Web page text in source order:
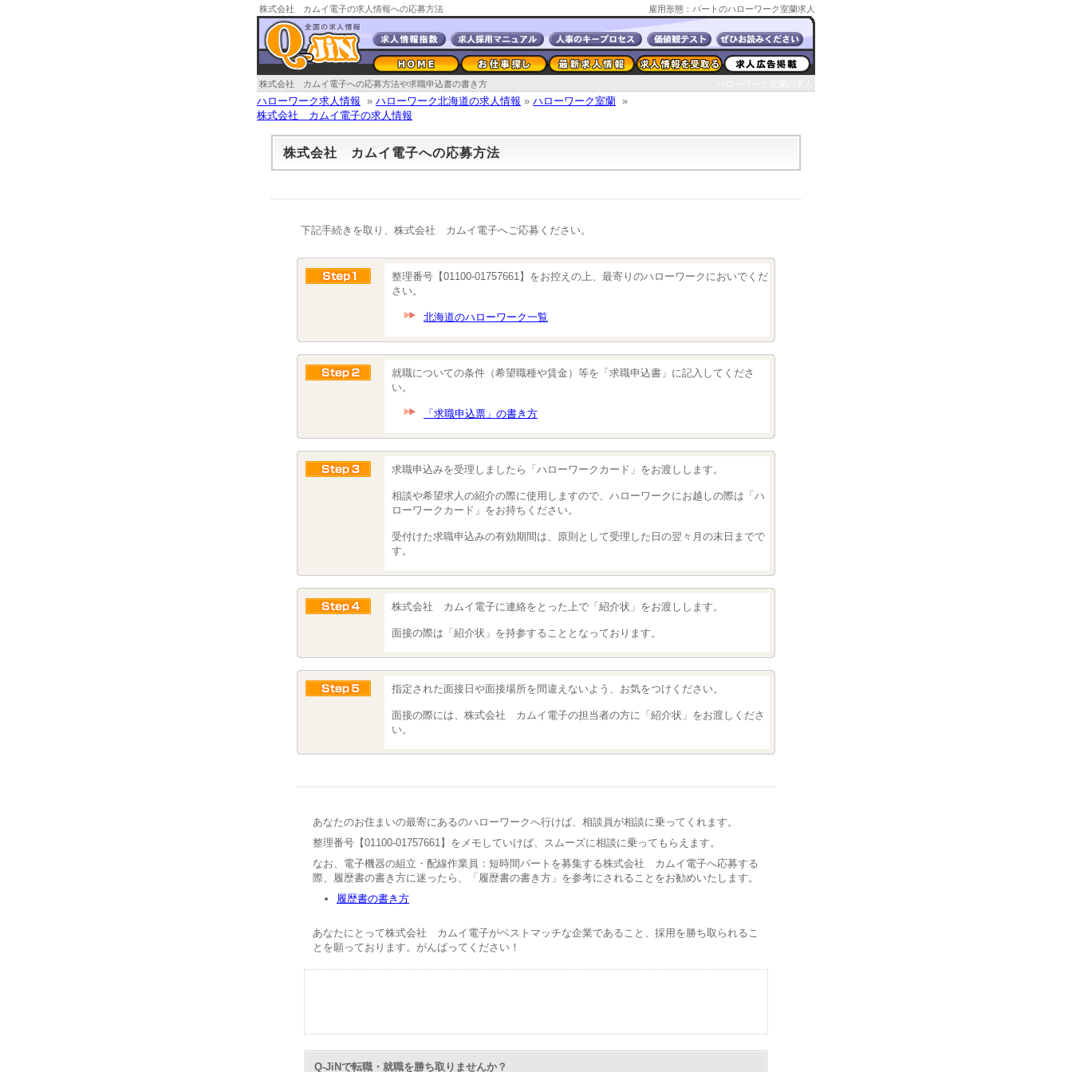
株式会社 カムイ電子の求人情報への応募方法 雇用形態：パートのハローワーク室蘭求人
株式会社 カムイ電子への応募方法や求職申込書の書き方
ハローワーク求人情報 » ハローワーク北海道の求人情報 » ハローワーク室蘭 »
株式会社 カムイ電子の求人情報
株式会社 カムイ電子への応募方法
下記手続きを取り、株式会社 カムイ電子へご応募ください。
整理番号【01100-01757661】をお控えの上、最寄りのハローワークにおいでくだ
さい。
北海道のハローワーク一覧
就職についての条件（希望職種や賃金）等を「求職申込書」に記入してくださ
い。
「求職申込票」の書き方
求職申込みを受理しましたら「ハローワークカード」をお渡しします。
相談や希望求人の紹介の際に使用しますので、ハローワークにお越しの際は「ハ
ローワークカード」をお持ちください。
受付けた求職申込みの有効期間は、原則として受理した日の翌々月の末日までで
す。
株式会社 カムイ電子に連絡をとった上で「紹介状」をお渡しします。
面接の際は「紹介状」を持参することとなっております。
指定された面接日や面接場所を間違えないよう、お気をつけください。
面接の際には、株式会社 カムイ電子の担当者の方に「紹介状」をお渡しくださ
い。
あなたのお住まいの最寄にあるのハローワークへ行けば、相談員が相談に乗ってくれます。
整理番号【01100-01757661】をメモしていけば、スムーズに相談に乗ってもらえます。
なお、電子機器の組立・配線作業員：短時間パートを募集する株式会社 カムイ電子へ応募する
際、履歴書の書き方に迷ったら、「履歴書の書き方」を参考にされることをお勧めいたします。
履歴書の書き方
あなたにとって株式会社 カムイ電子がベストマッチな企業であること、採用を勝ち取られるこ
とを願っております。がんばってください！
Q-JiNで転職・就職を勝ち取りませんか？